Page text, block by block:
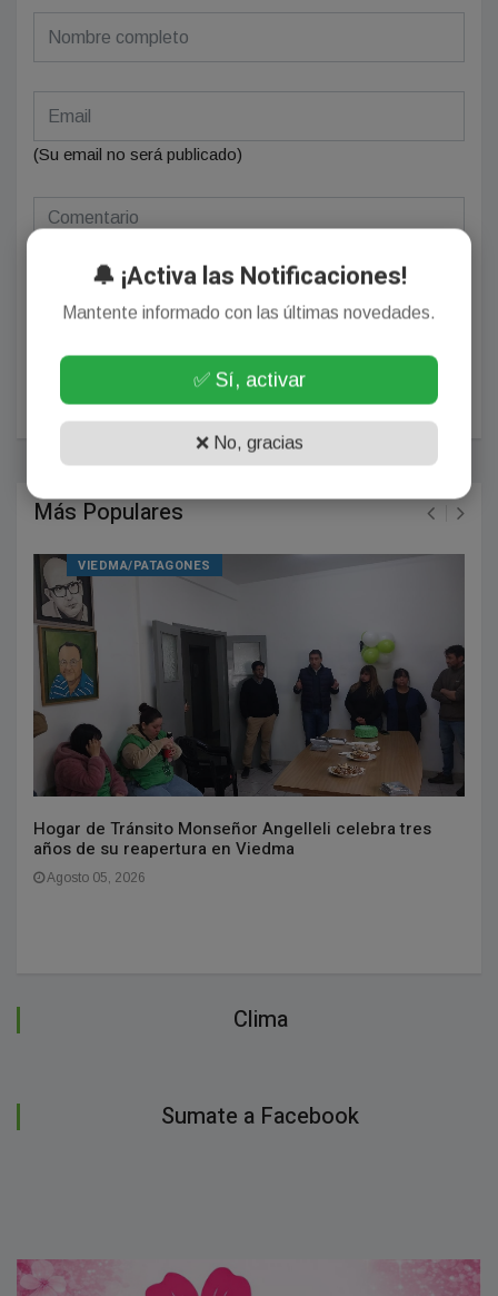
(Su email no será publicado)
POSTEAR COMENTARIO
Más Populares
VIEDMA/PATAGONES
Hogar de Tránsito Monseñor Angelleli celebra tres
años de su reapertura en Viedma
Agosto 05, 2026
Clima
Sumate a Facebook
🔔 ¡Activa las Notificaciones!
Mantente informado con las últimas novedades.
✅ Sí, activar
❌ No, gracias